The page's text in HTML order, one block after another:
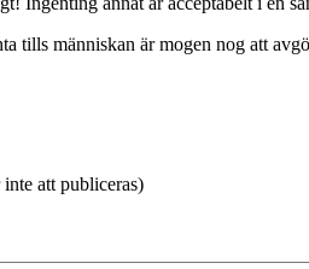
tills människan är mogen nog att
att publiceras)